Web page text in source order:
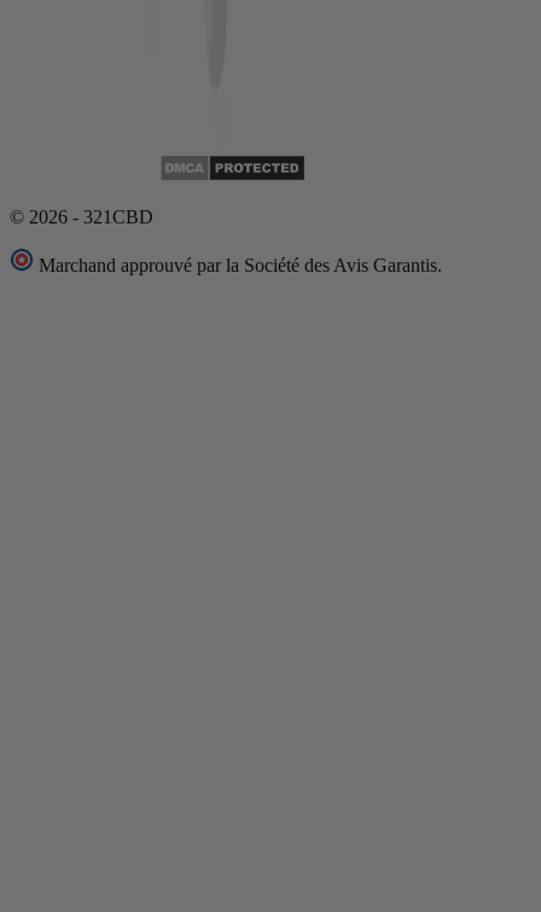
© 2026 - 321CBD
Marchand approuvé par la Société des Avis Garantis.